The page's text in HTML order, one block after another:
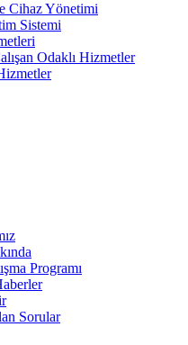
Cihaz Yönetimi
Sistemi
Odaklı Hizmetler
Programı
Sorular